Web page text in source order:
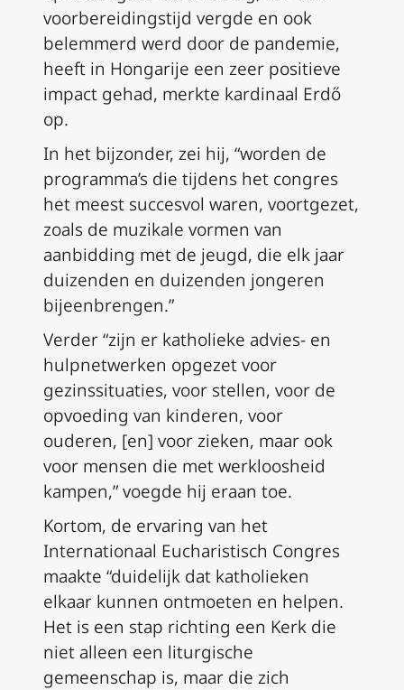
voorbereidingstijd vergde en ook
belemmerd werd door de pandemie,
heeft in Hongarije een zeer positieve
impact gehad, merkte kardinaal Erdő
op.
In het bijzonder, zei hij, “worden de
programma’s die tijdens het congres
het meest succesvol waren, voortgezet,
zoals de muzikale vormen van
aanbidding met de jeugd, die elk jaar
duizenden en duizenden jongeren
bijeenbrengen.”
Verder “zijn er katholieke advies- en
hulpnetwerken opgezet voor
gezinssituaties, voor stellen, voor de
opvoeding van kinderen, voor
ouderen, [en] voor zieken, maar ook
voor mensen die met werkloosheid
kampen,” voegde hij eraan toe.
Kortom, de ervaring van het
Internationaal Eucharistisch Congres
maakte “duidelijk dat katholieken
elkaar kunnen ontmoeten en helpen.
Het is een stap richting een Kerk die
niet alleen een liturgische
gemeenschap is, maar die zich